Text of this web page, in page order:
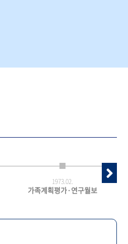
1973.02.
가족계획평가·연구월보